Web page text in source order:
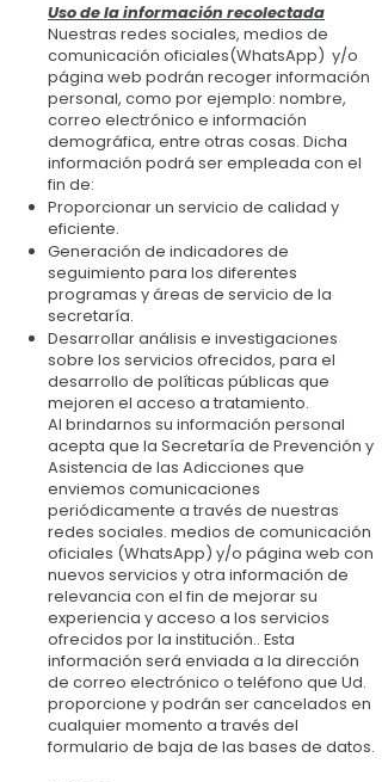
Uso de la información recolectada
Nuestras redes sociales, medios de
comunicación oficiales(WhatsApp) y/o
página web podrán recoger información
personal, como por ejemplo: nombre,
correo electrónico e información
demográfica, entre otras cosas. Dicha
información podrá ser empleada con el
fin de:
Proporcionar un servicio de calidad y
eficiente.
Generación de indicadores de
seguimiento para los diferentes
programas y áreas de servicio de la
secretaría.
Desarrollar análisis e investigaciones
sobre los servicios ofrecidos, para el
desarrollo de políticas públicas que
mejoren el acceso a tratamiento.
Al brindarnos su información personal
acepta que la Secretaría de Prevención y
Asistencia de las Adicciones que
enviemos comunicaciones
periódicamente a través de nuestras
redes sociales. medios de comunicación
oficiales (WhatsApp) y/o página web con
nuevos servicios y otra información de
relevancia con el fin de mejorar su
experiencia y acceso a los servicios
ofrecidos por la institución.. Esta
información será enviada a la dirección
de correo electrónico o teléfono que Ud.
proporcione y podrán ser cancelados en
cualquier momento a través del
formulario de baja de las bases de datos.